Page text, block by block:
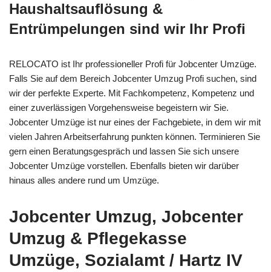
Haushaltsauflösung &
Entrümpelungen sind wir Ihr Profi
RELOCATO ist Ihr professioneller Profi für Jobcenter Umzüge.
Falls Sie auf dem Bereich Jobcenter Umzug Profi suchen, sind
wir der perfekte Experte. Mit Fachkompetenz, Kompetenz und
einer zuverlässigen Vorgehensweise begeistern wir Sie.
Jobcenter Umzüge ist nur eines der Fachgebiete, in dem wir mit
vielen Jahren Arbeitserfahrung punkten können. Terminieren Sie
gern einen Beratungsgespräch und lassen Sie sich unsere
Jobcenter Umzüge vorstellen. Ebenfalls bieten wir darüber
hinaus alles andere rund um Umzüge.
Jobcenter Umzug, Jobcenter
Umzug & Pflegekasse
Umzüge, Sozialamt / Hartz IV